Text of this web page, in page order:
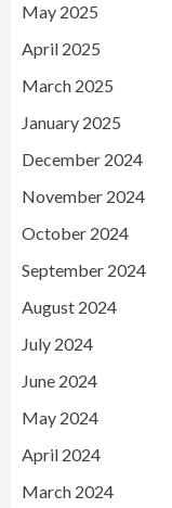
May 2025
April 2025
March 2025
January 2025
December 2024
November 2024
October 2024
September 2024
August 2024
July 2024
June 2024
May 2024
April 2024
March 2024